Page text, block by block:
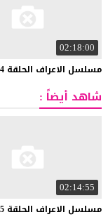
02:18:00
مسلسل الاعراف الحلقة
شاهد أيضاً :
02:14:55
مسلسل الاعراف الحلقة